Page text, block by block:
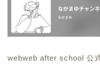
webweb after school 公